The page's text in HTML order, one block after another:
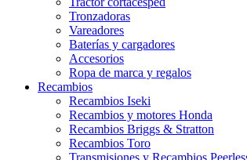
Tronzadoras
Vareadores
Baterías y cargadores
Accesorios
Ropa de marca y regalos
Recambios
Recambios Iseki
Recambios y motores Honda
Recambios Briggs & Stratton
Recambios Toro
Transmisiones y Recambios